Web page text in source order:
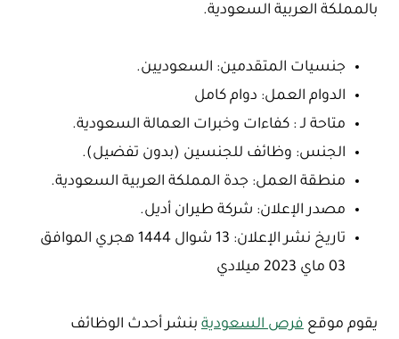
بالمملكة العربية السعودية.
جنسيات المتقدمين: السعوديين.
الدوام العمل: دوام كامل
متاحة لـ : كفاءات وخبرات العمالة السعودية.
الجنس: وظائف للجنسين (بدون تفضيل).
منطقة العمل: جدة المملكة العربية السعودية.
مصدر الإعلان: شركة طيران أديل.
تاريخ نشر الإعلان: 13 شوال 1444 هجري الموافق
03 ماي 2023 ميلادي
يقوم موقع فرص السعودية بنشر أحدث الوظائف